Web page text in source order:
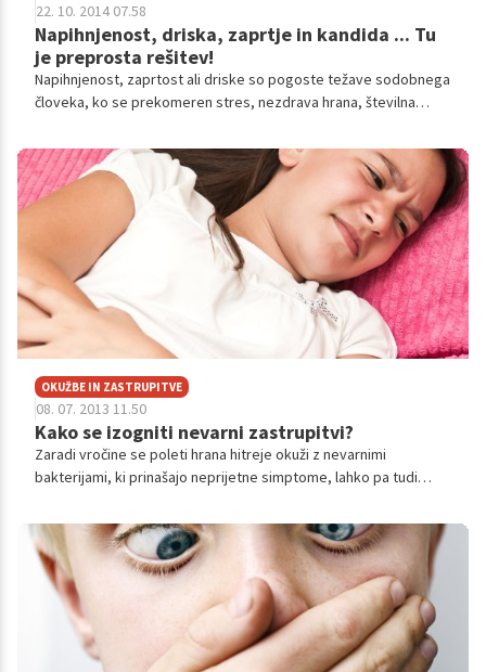
22. 10. 2014 07.58
Napihnjenost, driska, zaprtje in kandida ... Tu
je preprosta rešitev!
Napihnjenost, zaprtost ali driske so pogoste težave sodobnega
človeka, ko se prekomeren stres, nezdrava hrana, številna
prebavo. A ob teh težavah si lahko pomagamo z medicinskim
pripomočkom – silikonskim gelom, ki obnovi črevesno sluznico
in pomaga pri ponovni vzpostavitvi ravnovesja v črevesju.
OKUŽBE IN ZASTRUPITVE
08. 07. 2013 11.50
Kako se izogniti nevarni zastrupitvi?
Zaradi vročine se poleti hrana hitreje okuži z nevarnimi
bakterijami, ki prinašajo neprijetne simptome, lahko pa tudi
veste, kako se zaščititi pred okužbo.